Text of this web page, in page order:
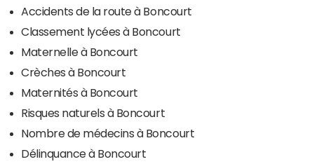
Accidents de la route à Boncourt
Classement lycées à Boncourt
Maternelle à Boncourt
Crèches à Boncourt
Maternités à Boncourt
Risques naturels à Boncourt
Nombre de médecins à Boncourt
Délinquance à Boncourt